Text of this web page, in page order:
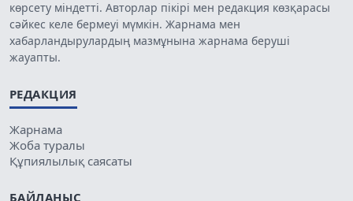
көрсету міндетті. Авторлар пікірі мен редакция көзқарасы
сәйкес келе бермеуі мүмкін. Жарнама мен
хабарландырулардың мазмұнына жарнама беруші
жауапты.
РЕДАКЦИЯ
Жарнама
Жоба туралы
Құпиялылық саясаты
БАЙЛАНЫС